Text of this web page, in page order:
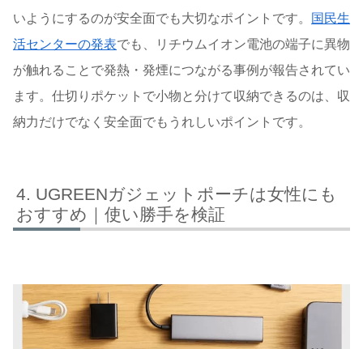
いようにするのが安全面でも大切なポイントです。
国民生
活センターの発表でも、リチウムイオン電池の端子に異物
が触れることで発熱・発煙につながる事例が報告されてい
ます。仕切りポケットで小物と分けて収納できるのは、収
納力だけでなく安全面でもうれしいポイントです。
UGREENガジェットポーチは女性にも
おすすめ｜使い勝手を検証